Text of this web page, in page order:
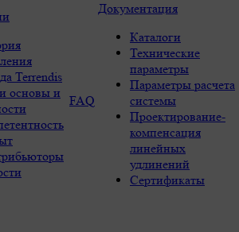
Terrendis
основы и
FAQ
Документация
Каталоги
Технические
параметры
Параметры расчета
системы
Проектирование-
компенсация
линейных
удлинений
Сертификаты